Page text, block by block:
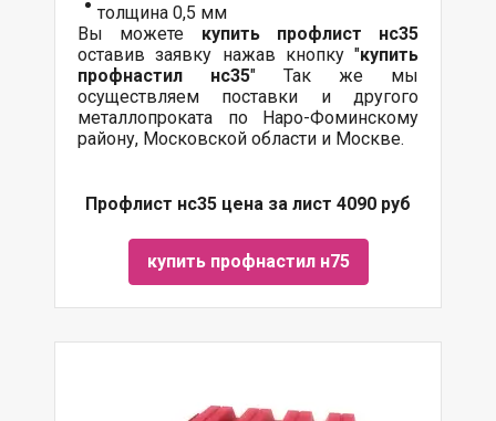
толщина 0,5 мм
Вы можете купить профлист нс35
оставив заявку нажав кнопку "купить
профнастил нс35" Так же мы
осуществляем поставки и другого
металлопроката по Наро-Фоминскому
району, Московской области и Москве.
Профлист нс35 цена за лист 4090 руб
купить профнастил н75